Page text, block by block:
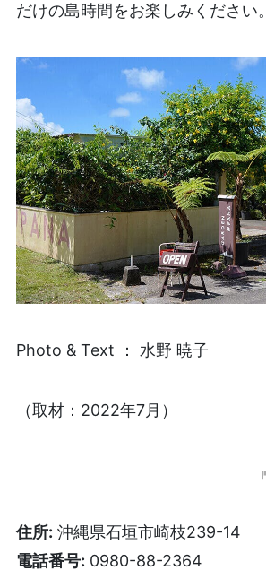
だけの島時間をお楽しみください。
Photo & Text ： 水野 暁子
（取材：2022年7月）
住所: 沖縄県石垣市崎枝239-14
電話番号: 0980-88-2364